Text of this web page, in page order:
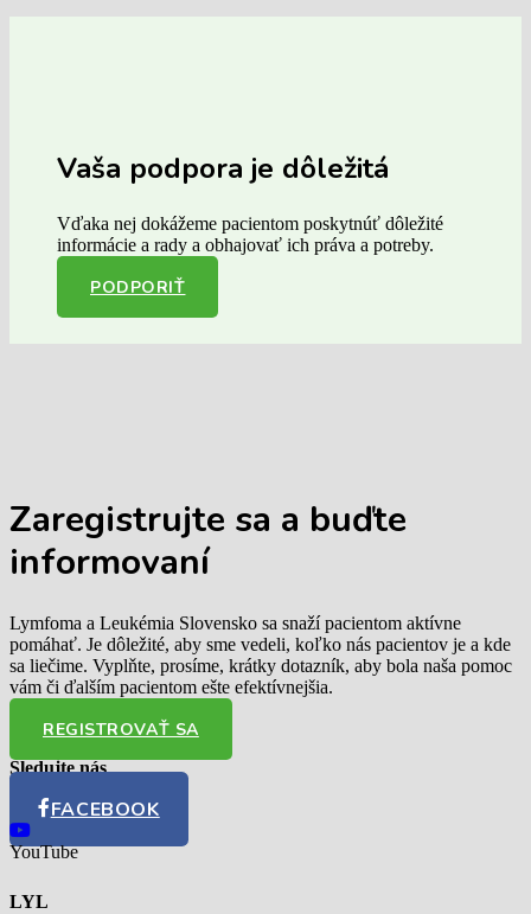
Vaša podpora je dôležitá
Vďaka nej dokážeme pacientom poskytnúť dôležité
informácie a rady a obhajovať ich práva a potreby.
PODPORIŤ
Zaregistrujte sa a buďte
informovaní
Lymfoma a Leukémia Slovensko sa snaží pacientom aktívne
pomáhať. Je dôležité, aby sme vedeli, koľko nás pacientov je a kde
sa liečime. Vyplňte, prosíme, krátky dotazník, aby bola naša pomoc
vám či ďalším pacientom ešte efektívnejšia.
REGISTROVAŤ SA
Sledujte nás
FACEBOOK
YouTube
LYL